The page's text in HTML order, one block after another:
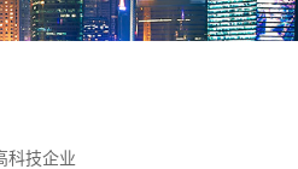
科技企业